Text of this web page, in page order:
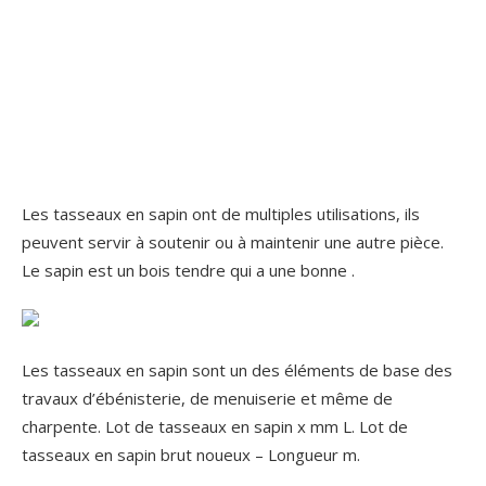
Les tasseaux en sapin ont de multiples utilisations, ils
peuvent servir à soutenir ou à maintenir une autre pièce.
Le sapin est un bois tendre qui a une bonne .
Les tasseaux en sapin sont un des éléments de base des
travaux d’ébénisterie, de menuiserie et même de
charpente. Lot de tasseaux en sapin x mm L. Lot de
tasseaux en sapin brut noueux – Longueur m.